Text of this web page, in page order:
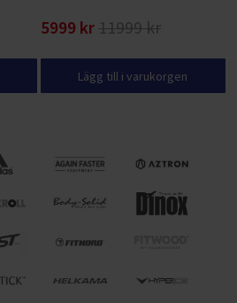
5999 kr11999 kr
Lägg till i varukorgen